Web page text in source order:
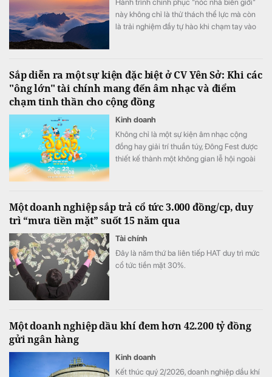
Hành trình chinh phục "nóc nhà biên giới"
này không chỉ là thử thách thể lực mà còn
là trải nghiệm đầy tự hào khi chạm tay vào
Sắp diễn ra một sự kiện đặc biệt ở CV Yên Sở: Khi các
"ông lớn" tài chính mang đến âm nhạc và điểm
chạm tinh thần cho cộng đồng
Kinh doanh
Không chỉ là một sự kiện âm nhạc cộng
đồng hay giải trí thuần túy, Đông Fest được
thiết kế thành một không gian lễ hội ngoài
Một doanh nghiệp sắp trả cổ tức 3.000 đồng/cp, duy
trì “mưa tiền mặt” suốt 15 năm qua
Tài chính
Đây là năm thứ ba liên tiếp HAT duy trì mức
cổ tức tiền mặt 30%.
Một doanh nghiệp dầu khí đem hơn 42.200 tỷ đồng
gửi ngân hàng
Kinh doanh
Kết thúc quý 2/2026, doanh nghiệp dầu khí